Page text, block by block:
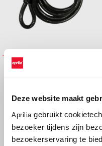
Deze website maakt
Aprilia gebruikt
bezoeker tijdens zijn
bezoekerservaring te
Helmet Cable
€ 19